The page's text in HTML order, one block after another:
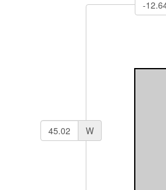
W